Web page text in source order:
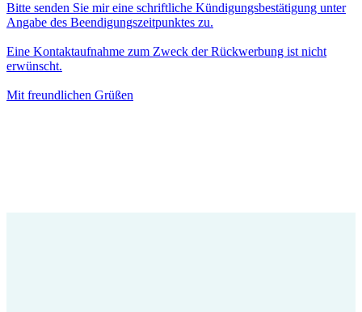
Bitte senden Sie mir eine schriftliche Kündigungsbestätigung unter
Angabe des Beendigungszeitpunktes zu.
Eine Kontaktaufnahme zum Zweck der Rückwerbung ist nicht
erwünscht.
Mit freundlichen Grüßen